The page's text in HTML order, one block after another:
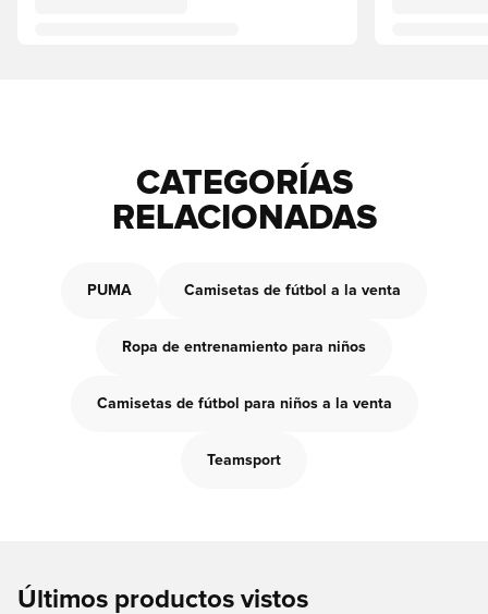
CATEGORÍAS
RELACIONADAS
PUMA Camisetas de fútbol a la venta
Ropa de entrenamiento para niños
Camisetas de fútbol para niños a la venta
Teamsport
Últimos productos vistos